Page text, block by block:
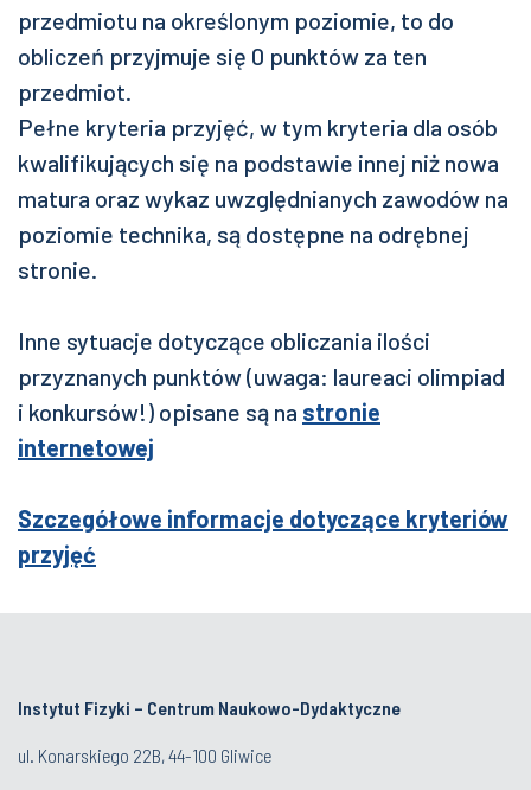
przedmiotu na określonym poziomie, to do
obliczeń przyjmuje się 0 punktów za ten
przedmiot.
Pełne kryteria przyjęć, w tym kryteria dla osób
kwalifikujących się na podstawie innej niż nowa
matura oraz wykaz uwzględnianych zawodów na
poziomie technika, są dostępne na odrębnej
stronie.
Inne sytuacje dotyczące obliczania ilości
przyznanych punktów (uwaga: laureaci olimpiad
i konkursów!) opisane są na stronie
internetowej
Szczegółowe informacje dotyczące kryteriów
przyjęć
Instytut Fizyki – Centrum Naukowo-Dydaktyczne
ul. Konarskiego 22B, 44-100 Gliwice